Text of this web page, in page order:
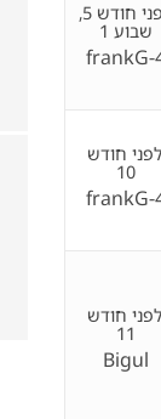
לפני חודש 5,
שבוע 1
frankG-
לפני חודש
10
frankG-
לפני חודש
11
Bigul